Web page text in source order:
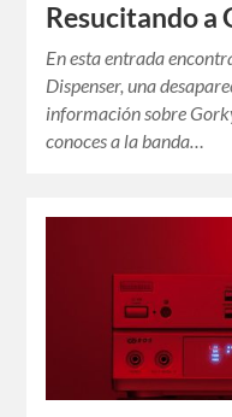
Resucitando a
En esta entrada
Dispenser, una
información sobre
conoces a la banda…